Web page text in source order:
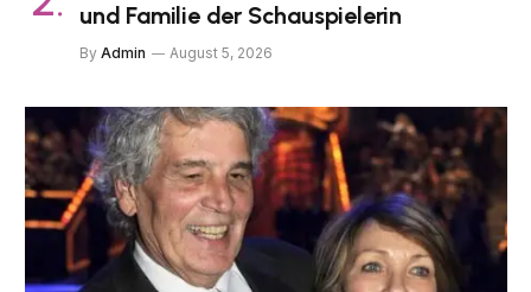
und Familie der Schauspielerin
By Admin August 5, 2026